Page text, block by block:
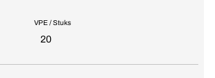
VPE / Stuks
20